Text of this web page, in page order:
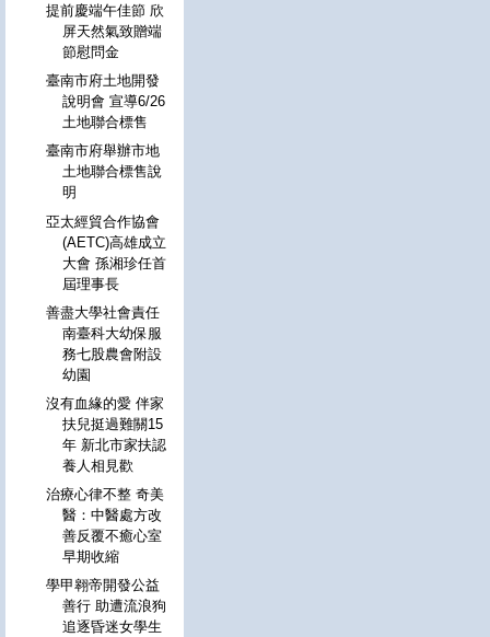
提前慶端午佳節 欣
屏天然氣致贈端
節慰問金
臺南市府土地開發
說明會 宣導6/26
土地聯合標售
臺南市府舉辦市地
土地聯合標售說
明
亞太經貿合作協會
(AETC)高雄成立
大會 孫湘珍任首
屆理事長
善盡大學社會責任
南臺科大幼保服
務七股農會附設
幼園
沒有血緣的愛 伴家
扶兒挺過難關15
年 新北市家扶認
養人相見歡
治療心律不整 奇美
醫：中醫處方改
善反覆不癒心室
早期收縮
學甲翱帝開發公益
善行 助遭流浪狗
追逐昏迷女學生